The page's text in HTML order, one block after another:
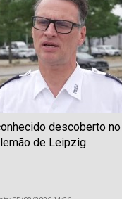
descoberto no
de Leipzig